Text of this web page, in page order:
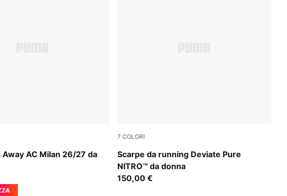
Away AC Milan 26/27 da
Victory Gold
7 COLORI
Scarpe da running Deviate Pure
NITRO™ da donna
Misty Pink
150,00 €